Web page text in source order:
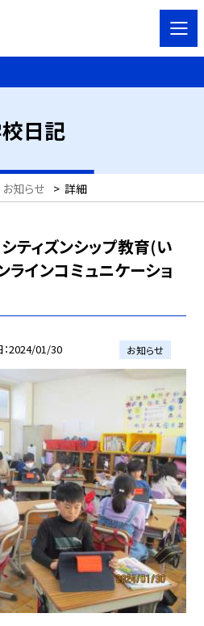
日記
お知らせ > 詳細
ティズンシップ教育(い
ラインコミュニケーショ
2024/01/30 お知らせ